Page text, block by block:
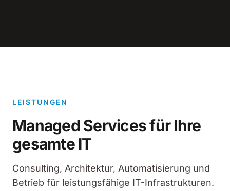
LEISTUNGEN
Managed Services für Ihre
gesamte IT
Consulting, Architektur, Automatisierung und
Betrieb für leistungsfähige IT-Infrastrukturen.